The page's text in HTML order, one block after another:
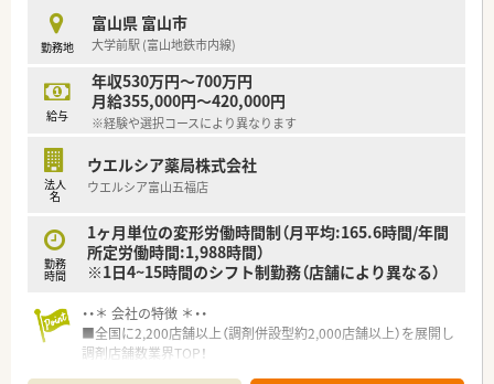
■育児休暇は3歳まで取得が可能で、時短制度は小学5年生まで
時短勤務ができるよう変更予定です。
■年間休日が120日とワークライフバランスが整っています
■日用品から常備薬まで、従業員割引制度など嬉しいメリットも
たくさんあります！
勤務地
富山県 富山市
大学前駅 (富山地鉄市内線)
給与
年収530万円～700万円
月給355,000円～420,000円
※経験や選択コースにより異なります
法人
名
ウエルシア薬局株式会社
ウエルシア富山五福店
勤務
時間
1ヶ月単位の変形労働時間制（月平均:165.6時間/年間
所定労働時間:1,988時間）
※1日4~15時間のシフト制勤務（店舗により異なる）
・・＊ 会社の特徴 ＊・・
■全国に2,200店舗以上（調剤併設型約2,000店舗以上）を展開し
調剤店舗数業界TOP！